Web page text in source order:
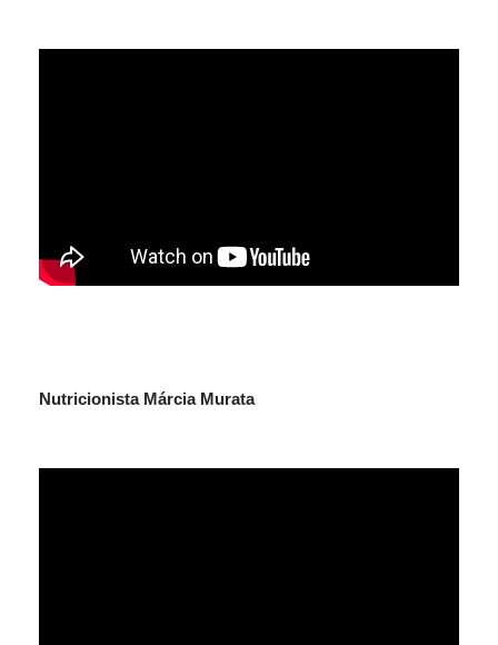
Nutricionista Márcia Murata